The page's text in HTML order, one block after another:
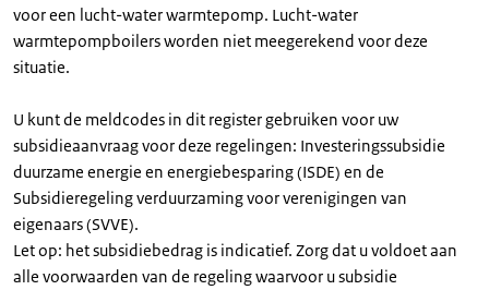
voor een lucht-water warmtepomp. Lucht-water
warmtepompboilers worden niet meegerekend voor deze
situatie.
U kunt de meldcodes in dit register gebruiken voor uw
subsidieaanvraag voor deze regelingen: Investeringssubsidie
duurzame energie en energiebesparing (ISDE) en de
Subsidieregeling verduurzaming voor verenigingen van
eigenaars (SVVE).
Let op: het subsidiebedrag is indicatief. Zorg dat u voldoet aan
alle voorwaarden van de regeling waarvoor u subsidie